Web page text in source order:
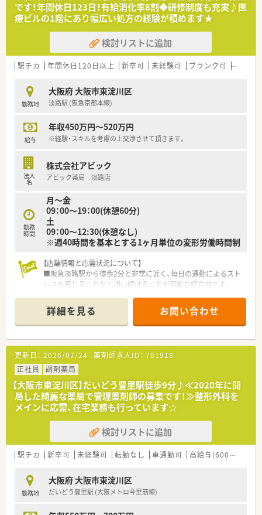
4件の訪問調剤を手がけながら丁寧な薬学的管理を行っていま
す。
【想定される業務内容】
■処方箋に基づく正確な調剤業務をはじめ、1,490品目に及ぶ豊
富な採用医薬品を活用した高度な監査や服薬指導を担当しま
■外来の調剤業務だけでなく、地域に密着した居宅の患者様に対
する訪問調剤や服薬状況の確認など在宅業務全般に携わりま
す。
ゆとりを持って的確な薬学的サポートを行うことが可能です。
ウハウのもとお互いに質問や相談がしやすい安心の環境です。
■正社員の医療事務スタッフが3名体制でしっかりと在籍してお
す。
■調剤ミス防止システムや優れた監査機材の導入が進んでおり、
対物業務を効率化してミスのない調剤を徹底している職場で
す。
です！年間休日123日！有給消化率8割◆研修制度も充実♪医
療ビルの1階にあり幅広い処方の経験が積めます★
検討リストに追加
駅チカ 年間休日120日以上 新卒可 未経験可 ブランク可 教育制
勤務地
大阪府 大阪市東淀川区
淡路駅 (阪急京都本線)
給与
年収450万円～520万円
※経験・スキルを考慮の上交渉させて頂きます。
法人
名
株式会社アビック
アビック薬局 淡路店
勤務
時間
月～金
09：00～19：00(休憩60分)
土
09：00～12:30(休憩なし)
※週40時間を基本とする1ヶ月単位の変形労働時間制
【店舗情報と応需状況について】
■阪急淡路駅から徒歩2分と非常に近く、毎日の通勤によるスト
レスを感じることなく通い続けることが可能な好立地です。
均80枚から100枚程度の処方箋を安定して受け付けています。
■2026年秋には同じビル内に耳鼻咽喉科が新規開院する予定
で、さらに幅広い知識を習得できる環境へと進化を続けていま
す。
【募集背景と求める人物像について】
■現職の管理薬剤師が異動することに伴う欠員補充のため、今後
の店舗運営を支えていただける新しい仲間を募集しておりま
す。
■専門知識も大切ですが何よりお人柄を重視しており、周囲と円
滑なコミュニケーションが取れる協調性のある方を求めていま
す。
■5年以上の調剤経験がある方を優先しますが、未経験でもフッ
トワークが軽く前向きに業務へ取り組める方なら大歓迎の求人
です。
【法人特徴について】
■創業当初から無借金経営を継続しているため財務基盤が非常
に強固で、将来にわたって安心して長く勤務できる安定企業で
詳細を見る お問い合わせ
更新日： 2026/07/24 薬剤師求人ID： 701918
正社員
調剤薬局
【大阪市東淀川区】だいどう豊里駅徒歩9分♪≪2020年に開
局した綺麗な薬局で管理薬剤師の募集です！≫整形外科を
メインに応需、在宅業務も行っています☆
検討リストに追加
駅チカ 新卒可 未経験可 転勤なし 車通勤可 高給与(600万円以上)
勤務地
大阪府 大阪市東淀川区
だいどう豊里駅 (大阪メトロ今里筋線)